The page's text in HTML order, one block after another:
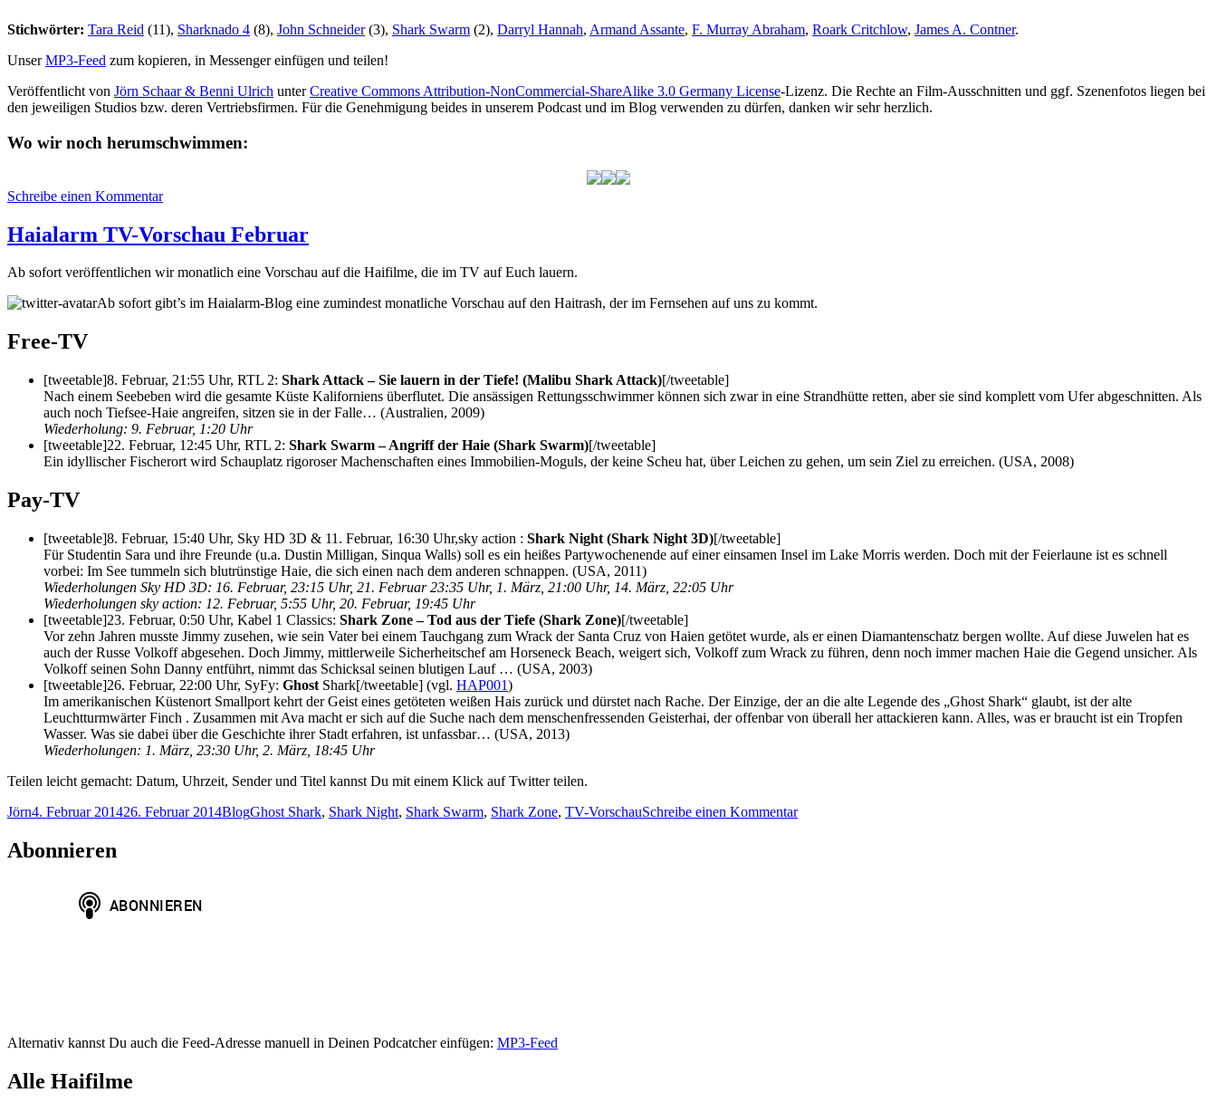
Stichwörter: Tara Reid (11), Sharknado 4 (8), John Schneider(3), Shark Swarm (2), Darryl Hannah, Armand Assante, F. Murray Abraham, Roark Critchlow, James A. Contner.
UnserMP3-Feed zum kopieren, in Messenger einfügen und teilen!
Veröffentlicht von Jörn Schaar & Benni Ulrich unterCreative Commons Attribution-NonCommercial-ShareAlike 3.0 Germany License-Lizenz. Die Rechte an Film-Ausschnitten und ggf. Szenenfotos liegen bei
den jeweiligen Studios bzw. deren Vertriebsfirmen. Für die Genehmigung beides in unserem Podcast und im Blog verwenden zu dürfen, danken wir sehr herzlich.
Wo wir noch herumschwimmen:
Schreibe einen Kommentarzu
Shark
Swarm
Haialarm TV-Vorschau Februar
Ab sofort veröffentlichen wir monatlich eine Vorschau auf die Haifilme, die im TV auf Euch lauern.
Ab sofort gibt’s im Haialarm-Blog eine zumindest monatliche Vorschau auf den Haitrash, der im Fernsehen auf uns zu kommt.
Free-TV
[tweetable]8. Februar, 21:55 Uhr, RTL 2: Shark Attack – Sie lauern in der Tiefe! (Malibu Shark Attack)[/tweetable]
Nach einem Seebeben wird die gesamte Küste Kaliforniens überflutet. Die ansässigen Rettungsschwimmer können sich zwar in eine Strandhütte retten, aber sie sind komplett vom Ufer abgeschnitten. Als
auch noch Tiefsee-Haie angreifen, sitzen sie in der Falle… (Australien, 2009)
Wiederholung: 9. Februar, 1:20 Uhr
[tweetable]22. Februar, 12:45 Uhr, RTL 2: Shark Swarm – Angriff der Haie (Shark Swarm)[/tweetable]
Ein idyllischer Fischerort wird Schauplatz rigoroser Machenschaften eines Immobilien-Moguls, der keine Scheu hat, über Leichen zu gehen, um sein Ziel zu erreichen. (USA, 2008)
Pay-TV
[tweetable]8. Februar, 15:40 Uhr, Sky HD 3D & 11. Februar, 16:30 Uhr,sky action : Shark Night (Shark Night 3D)[/tweetable]
Für Studentin Sara und ihre Freunde (u.a. Dustin Milligan, Sinqua Walls) soll es ein heißes Partywochenende auf einer einsamen Insel im Lake Morris werden. Doch mit der Feierlaune ist es schnell
vorbei: Im See tummeln sich blutrünstige Haie, die sich einen nach dem anderen schnappen. (USA, 2011)
Wiederholungen Sky HD 3D: 16. Februar, 23:15 Uhr, 21. Februar 23:35 Uhr, 1. März, 21:00 Uhr, 14. März, 22:05 Uhr
Wiederholungen sky action: 12. Februar, 5:55 Uhr, 20. Februar, 19:45 Uhr
[tweetable]23. Februar, 0:50 Uhr, Kabel 1 Classics: Shark Zone – Tod aus der Tiefe (Shark Zone)[/tweetable]
Vor zehn Jahren musste Jimmy zusehen, wie sein Vater bei einem Tauchgang zum Wrack der Santa Cruz von Haien getötet wurde, als er einen Diamantenschatz bergen wollte. Auf diese Juwelen hat es
auch der Russe Volkoff abgesehen. Doch Jimmy, mittlerweile Sicherheitschef am Horseneck Beach, weigert sich, Volkoff zum Wrack zu führen, denn noch immer machen Haie die Gegend unsicher. Als
Volkoff seinen Sohn Danny entführt, nimmt das Schicksal seinen blutigen Lauf … (USA, 2003)
[tweetable]26. Februar, 22:00 Uhr, SyFy: Ghost Shark[/tweetable] (vgl. HAP001)
Im amerikanischen Küstenort Smallport kehrt der Geist eines getöteten weißen Hais zurück und dürstet nach Rache. Der Einzige, der an die alte Legende des „Ghost Shark“ glaubt, ist der alte
Leuchtturmwärter Finch . Zusammen mit Ava macht er sich auf die Suche nach dem menschenfressenden Geisterhai, der offenbar von überall her attackieren kann. Alles, was er braucht ist ein Tropfen
Wasser. Was sie dabei über die Geschichte ihrer Stadt erfahren, ist unfassbar… (USA, 2013)
Wiederholungen: 1. März, 23:30 Uhr, 2. März, 18:45 Uhr
Teilen leicht gemacht: Datum, Uhrzeit, Sender und Titel kannst Du mit einem Klick auf Twitter teilen.
Autor
JörnVeröffentlicht
4. Februar 201426. Februar 2014Kategorien
BlogSchlagwörter
Ghost Shark, Shark Night, Shark Swarm, Shark Zone, TV-VorschauSchreibe einen Kommentarzu
Abonnieren
Alternativ kannst Du auch die Feed-Adresse manuell in Deinen Podcatcher einfügen: MP3-Feed
Alle Haifilme